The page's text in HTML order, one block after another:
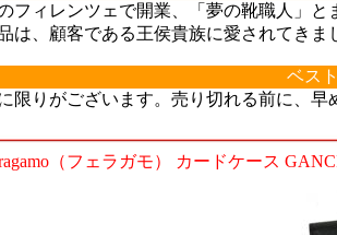
フィレンツェで開業、「夢の靴職人」
は、顧客である王侯貴族に愛されてきま
ベス
限りがございます。売り切れる前に、
（フェラガモ） カードケース